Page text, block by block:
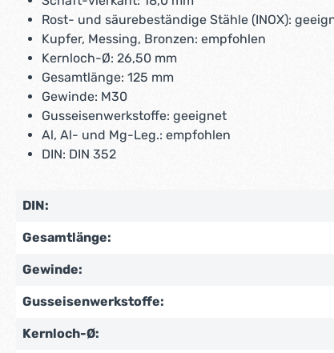
Rost- und säurebeständige Stähle (INOX):
Kupfer, Messing, Bronzen: empfohlen
Kernloch-Ø: 26,50 mm
Gesamtlänge: 125 mm
Gewinde: M30
Gusseisenwerkstoffe: geeignet
Al, Al- und Mg-Leg.: empfohlen
DIN: DIN 352
DIN:
Gesamtlänge:
Gewinde:
Gusseisenwerkstoffe:
Kernloch-Ø: